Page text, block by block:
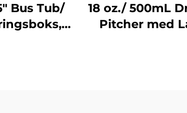
Bus Tub/
18 oz./ 500mL
Pitcher med